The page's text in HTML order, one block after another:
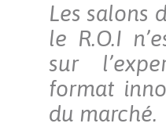
Les salons
le R.O.I
sur
format
du marché.